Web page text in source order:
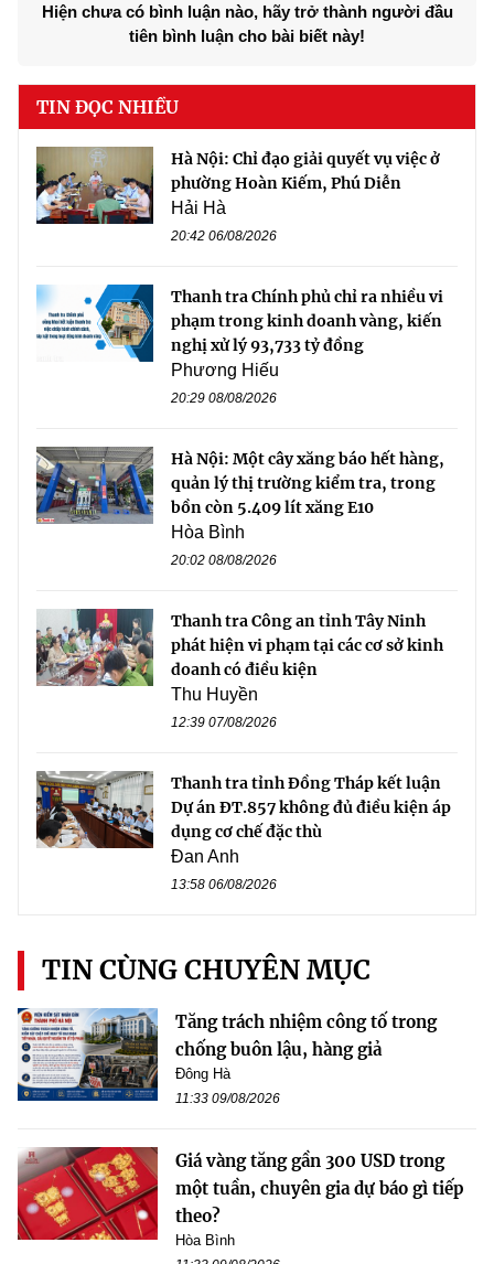
Hiện chưa có bình luận nào, hãy trở thành người đầu
tiên bình luận cho bài biết này!
TIN ĐỌC NHIỀU
Hà Nội: Chỉ đạo giải quyết vụ việc ở
phường Hoàn Kiếm, Phú Diễn
Hải Hà
20:42 06/08/2026
Thanh tra Chính phủ chỉ ra nhiều vi
phạm trong kinh doanh vàng, kiến
nghị xử lý 93,733 tỷ đồng
Phương Hiếu
20:29 08/08/2026
Hà Nội: Một cây xăng báo hết hàng,
quản lý thị trường kiểm tra, trong
bồn còn 5.409 lít xăng E10
Hòa Bình
20:02 08/08/2026
Thanh tra Công an tỉnh Tây Ninh
phát hiện vi phạm tại các cơ sở kinh
doanh có điều kiện
Thu Huyền
12:39 07/08/2026
Thanh tra tỉnh Đồng Tháp kết luận
Dự án ĐT.857 không đủ điều kiện áp
dụng cơ chế đặc thù
Đan Anh
13:58 06/08/2026
TIN CÙNG CHUYÊN MỤC
Tăng trách nhiệm công tố trong
chống buôn lậu, hàng giả
Đông Hà
11:33 09/08/2026
Giá vàng tăng gần 300 USD trong
một tuần, chuyên gia dự báo gì tiếp
theo?
Hòa Bình